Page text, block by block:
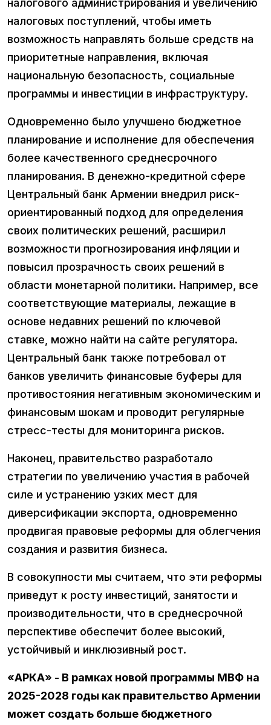
налогового администрирования и увеличению
налоговых поступлений, чтобы иметь
возможность направлять больше средств на
приоритетные направления, включая
национальную безопасность, социальные
программы и инвестиции в инфраструктуру.
Одновременно было улучшено бюджетное
планирование и исполнение для обеспечения
более качественного среднесрочного
планирования. В денежно-кредитной сфере
Центральный банк Армении внедрил риск-
ориентированный подход для определения
своих политических решений, расширил
возможности прогнозирования инфляции и
повысил прозрачность своих решений в
области монетарной политики. Например, все
соответствующие материалы, лежащие в
основе недавних решений по ключевой
ставке, можно найти на сайте регулятора.
Центральный банк также потребовал от
банков увеличить финансовые буферы для
противостояния негативным экономическим и
финансовым шокам и проводит регулярные
стресс-тесты для мониторинга рисков.
Наконец, правительство разработало
стратегии по увеличению участия в рабочей
силе и устранению узких мест для
диверсификации экспорта, одновременно
продвигая правовые реформы для облегчения
создания и развития бизнеса.
В совокупности мы считаем, что эти реформы
приведут к росту инвестиций, занятости и
производительности, что в среднесрочной
перспективе обеспечит более высокий,
устойчивый и инклюзивный рост.
«АРКА» - В рамках новой программы МВФ на
2025-2028 годы как правительство Армении
может создать больше бюджетного